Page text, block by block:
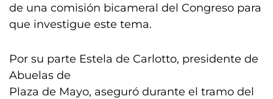
de una comisión bicameral del Congreso para
que investigue este tema.
Por su parte Estela de Carlotto, presidente de
Abuelas de
Plaza de Mayo, aseguró durante el tramo del